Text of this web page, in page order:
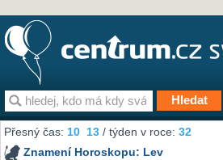
Přesný čas:10 13 / týden v roce:32
Znamení Horoskopu: Lev